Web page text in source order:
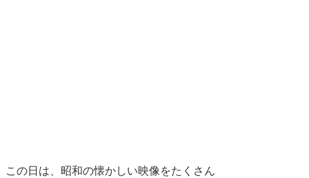
この日は、昭和の懐かしい映像をたくさん